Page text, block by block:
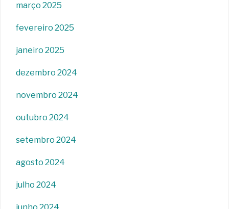
março 2025
fevereiro 2025
janeiro 2025
dezembro 2024
novembro 2024
outubro 2024
setembro 2024
agosto 2024
julho 2024